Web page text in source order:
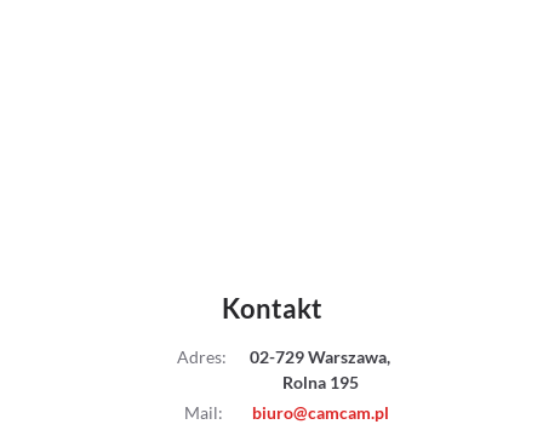
Kontakt
Adres:
02-729 Warszawa,
Rolna 195
Mail:
biuro@camcam.pl